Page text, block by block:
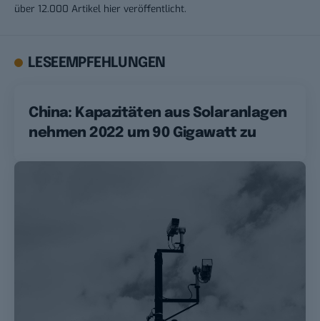
über 12.000 Artikel hier veröffentlicht.
LESEEMPFEHLUNGEN
China: Kapazitäten aus Solaranlagen
nehmen 2022 um 90 Gigawatt zu